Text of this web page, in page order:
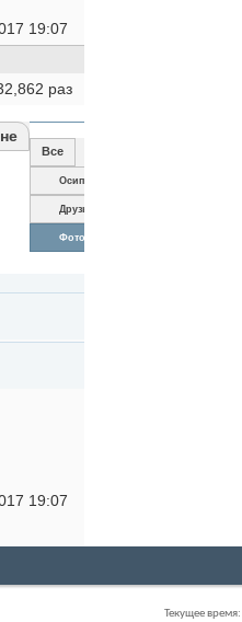
19:07
раз
Все
Осип
Друзья
Фотографии
19:07
Текущее время: